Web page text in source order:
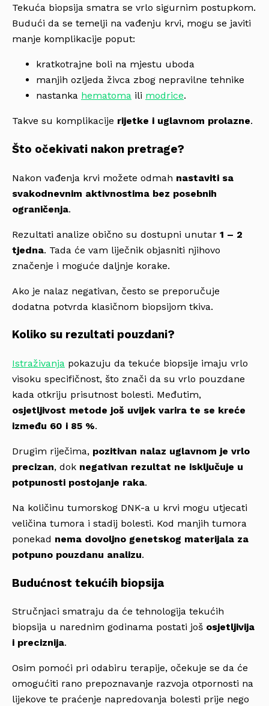
Tekuća biopsija smatra se vrlo sigurnim postupkom.
Budući da se temelji na vađenju krvi, mogu se javiti
manje komplikacije poput:
kratkotrajne boli na mjestu uboda
manjih ozljeda živca zbog nepravilne tehnike
nastanka hematoma ili modrice.
Takve su komplikacije rijetke i uglavnom prolazne.
Što očekivati nakon pretrage?
Nakon vađenja krvi možete odmah nastaviti sa
svakodnevnim aktivnostima bez posebnih
ograničenja.
Rezultati analize obično su dostupni unutar 1 – 2
tjedna. Tada će vam liječnik objasniti njihovo
značenje i moguće daljnje korake.
Ako je nalaz negativan, često se preporučuje
dodatna potvrda klasičnom biopsijom tkiva.
Koliko su rezultati pouzdani?
Istraživanja pokazuju da tekuće biopsije imaju vrlo
visoku specifičnost, što znači da su vrlo pouzdane
kada otkriju prisutnost bolesti. Međutim,
osjetljivost metode još uvijek varira te se kreće
između 60 i 85 %.
Drugim riječima, pozitivan nalaz uglavnom je vrlo
precizan, dok negativan rezultat ne isključuje u
potpunosti postojanje raka.
Na količinu tumorskog DNK-a u krvi mogu utjecati
veličina tumora i stadij bolesti. Kod manjih tumora
ponekad nema dovoljno genetskog materijala za
potpuno pouzdanu analizu.
Budućnost tekućih biopsija
Stručnjaci smatraju da će tehnologija tekućih
biopsija u narednim godinama postati još osjetljivija
i preciznija.
Osim pomoći pri odabiru terapije, očekuje se da će
omogućiti rano prepoznavanje razvoja otpornosti na
lijekove te praćenje napredovanja bolesti prije nego